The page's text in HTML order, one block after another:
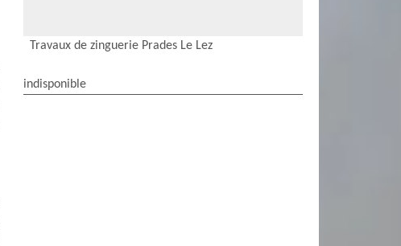
Travaux de zinguerie Prades Le Lez
indisponible